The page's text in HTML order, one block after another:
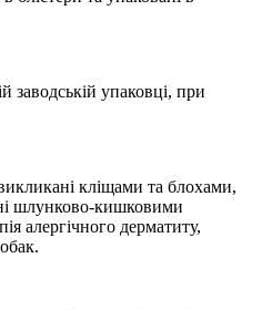
заводській упаковці, при
кліщами та блохами,
шлунково-кишковими
алергічного дерматиту,